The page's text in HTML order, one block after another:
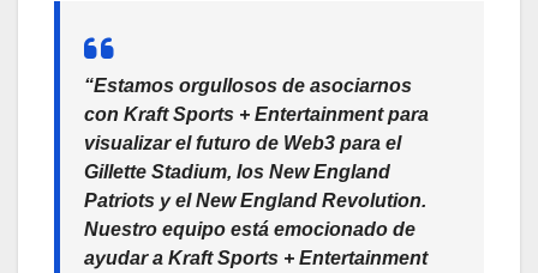
“Estamos orgullosos de asociarnos
con Kraft Sports + Entertainment para
visualizar el futuro de Web3 para el
Gillette Stadium, los New England
Patriots y el New England Revolution.
Nuestro equipo está emocionado de
ayudar a Kraft Sports + Entertainment